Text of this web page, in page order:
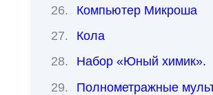
Компьютер Микроша
Кола
Набор «Юный химик».
Полнометражные